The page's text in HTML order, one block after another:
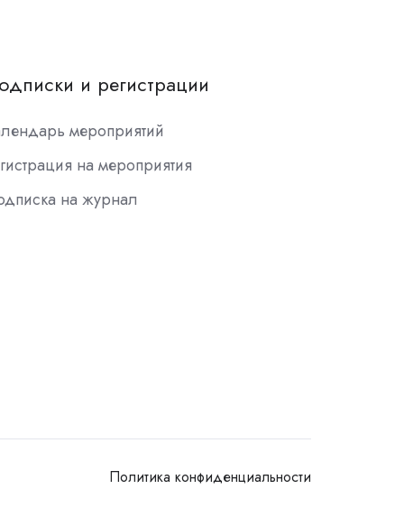
и регистрации
мероприятий
на мероприятия
на журнал
Политика конфиденциальности